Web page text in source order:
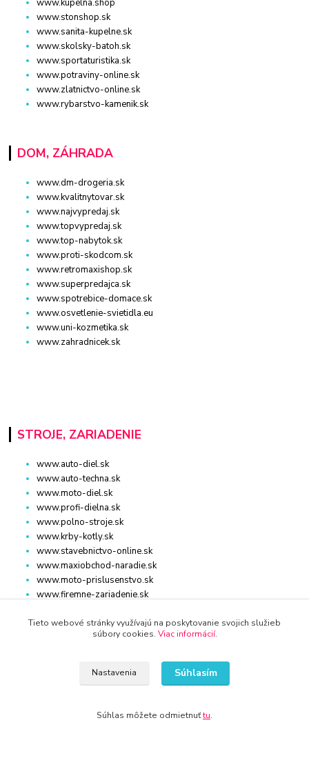
www.kupelna.shop
www.stonshop.sk
www.sanita-kupelne.sk
www.skolsky-batoh.sk
www.sportaturistika.sk
www.potraviny-online.sk
www.zlatnictvo-online.sk
www.rybarstvo-kamenik.sk
DOM, ZÁHRADA
www.dm-drogeria.sk
www.kvalitnytovar.sk
www.najvypredaj.sk
www.topvypredaj.sk
www.top-nabytok.sk
www.proti-skodcom.sk
www.retromaxishop.sk
www.superpredajca.sk
www.spotrebice-domace.sk
www.osvetlenie-svietidla.eu
www.uni-kozmetika.sk
www.zahradnicek.sk
STROJE, ZARIADENIE
www.auto-diel.sk
www.auto-techna.sk
www.moto-diel.sk
www.profi-dielna.sk
www.polno-stroje.sk
www.krby-kotly.sk
www.stavebnictvo-online.sk
www.maxiobchod-naradie.sk
www.moto-prislusenstvo.sk
www.firemne-zariadenie.sk
www.uni-zdrav.sk
www.zlatnictvo-online.sk
Tieto webové stránky využívajú na poskytovanie svojich služieb
súbory cookies. Viac informácií.
Nastavenia Súhlasím
Súhlas môžete odmietnuťtu.